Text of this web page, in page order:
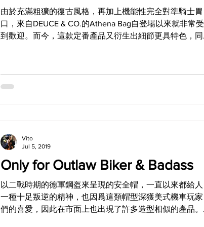
由於充滿粗獷的復古風格，再加上機能性完全對準騎士胃
口，來自DEUCE & CO.的Athena Bag自登場以來就非常受
到歡迎。而今，這款定番產品又衍生出細節更具特色，同
Only for Outlaw Biker & Badass
以二戰時期的德軍鋼盔來呈現的安全帽，一直以來都給人
一種十足叛逆的精神，也因爲這類帽型深獲美式機車玩家
們的喜愛，因此在市面上也出現了許多造型相似的產品。
Vito
Jul 5, 2019